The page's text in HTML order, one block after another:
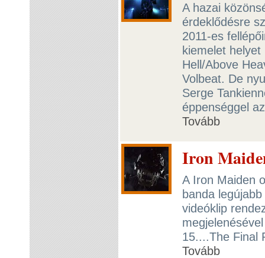
A hazai
érdeklődésre
2011-es
kiemelet
Hell/Above
Volbeat. De
Serge
éppenséggel
Tovább
Iron
A Iron Maiden
banda
videóklip
15....The Final
Tovább